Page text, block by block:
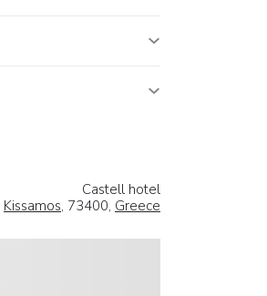
Castell hotel
Kissamos, 73400, Greece